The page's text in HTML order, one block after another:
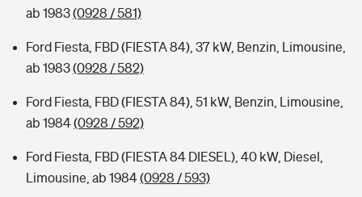
ab 1983(0928 / 581)
Ford Fiesta, FBD (FIESTA 84), 37 kW, Benzin, Limousine,
ab 1983(0928 / 582)
Ford Fiesta, FBD (FIESTA 84), 51 kW, Benzin, Limousine,
ab 1984(0928 / 592)
Ford Fiesta, FBD (FIESTA 84 DIESEL), 40 kW, Diesel,
Limousine, ab 1984(0928 / 593)